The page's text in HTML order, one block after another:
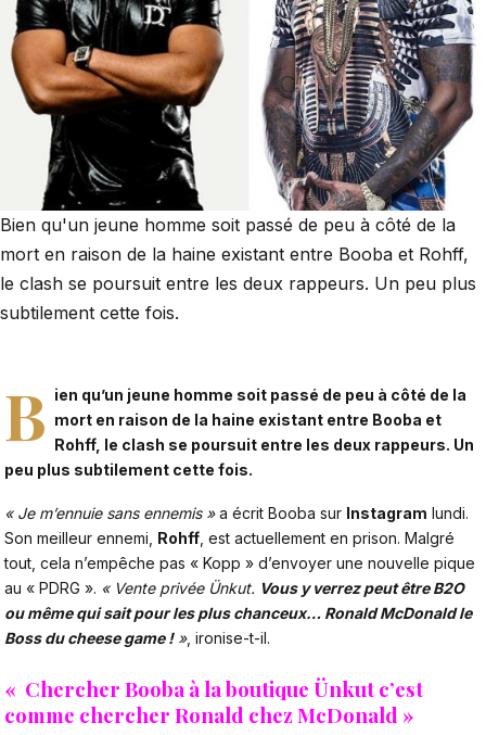
Bien qu'un jeune homme soit passé de peu à côté de la
mort en raison de la haine existant entre Booba et Rohff,
le clash se poursuit entre les deux rappeurs. Un peu plus
subtilement cette fois.
B ien qu’un jeune homme soit passé de peu à côté de la
mort en raison de la haine existant entre Booba et
Rohff, le clash se poursuit entre les deux rappeurs. Un
peu plus subtilement cette fois.
« Je m’ennuie sans ennemis »a écrit Booba sur Instagram lundi.
Son meilleur ennemi, Rohff , est actuellement en prison. Malgré
tout, cela n’empêche pas « Kopp » d’envoyer une nouvelle pique
au « PDRG ». « Vente privée Ünkut. Vous y verrez peut être B2O
ou même qui sait pour les plus chanceux… Ronald McDonald le
Boss du cheese game !», ironise-t-il.
« Chercher Booba à la boutique Ünkut c’est
comme chercher Ronald chez McDonald »